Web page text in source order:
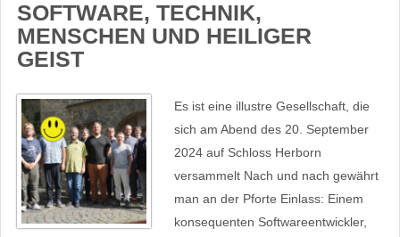
SOFTWARE, TECHNIK,
MENSCHEN UND HEILIGER
GEIST
Es ist eine illustre Gesellschaft, die
sich am Abend des 20. September
2024 auf Schloss Herborn
versammelt Nach und nach gewährt
man an der Pforte Einlass: Einem
konsequenten Softwareentwickler,